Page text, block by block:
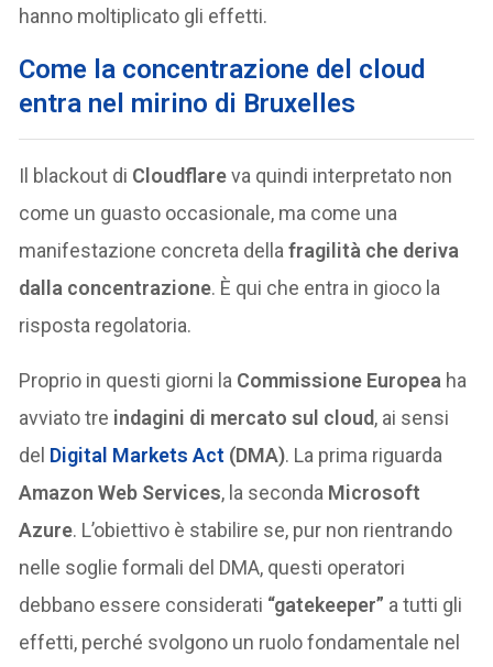
hanno moltiplicato gli effetti.
Come la concentrazione del cloud
entra nel mirino di Bruxelles
Il blackout di Cloudflareva quindi interpretato non
come un guasto occasionale, ma come una
manifestazione concreta dellafragilità che deriva
dalla concentrazione. È qui che entra in gioco la
risposta regolatoria.
Proprio in questi giorni la Commissione Europea ha
avviato tre indagini di mercato sul cloud, ai sensi
del Digital Markets Act (DMA). La prima riguarda
Amazon Web Services, la seconda Microsoft
Azure. L’obiettivo è stabilire se, pur non rientrando
nelle soglie formali del DMA, questi operatori
debbano essere considerati “gatekeeper” a tutti gli
effetti, perché svolgono un ruolo fondamentale nel